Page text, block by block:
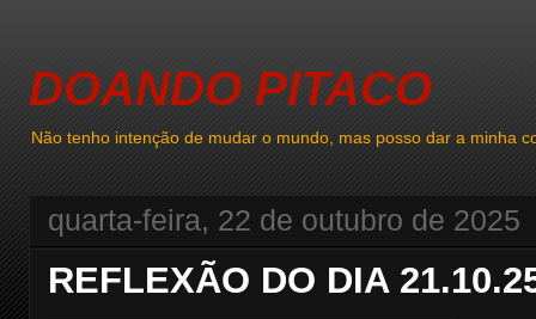
DOANDO PITACO
Não tenho intenção de mudar o mundo, mas posso dar a minha
quarta-feira, 22 de outubro de 2025
REFLEXÃO DO DIA